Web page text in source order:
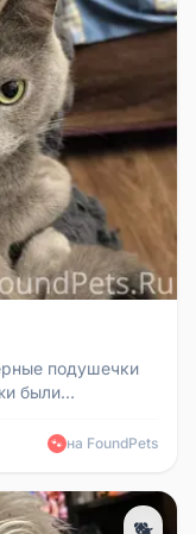
подушечки
были
🐾 на FoundPets